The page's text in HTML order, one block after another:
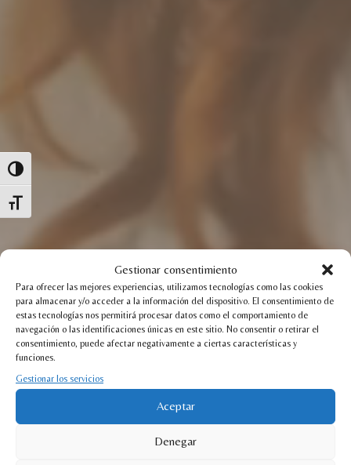
Gestionar consentimiento
Para ofrecer las mejores experiencias, utilizamos tecnologías como las cookies
para almacenar y/o acceder a la información del dispositivo. El consentimiento de
estas tecnologías nos permitirá procesar datos como el comportamiento de
navegación o las identificaciones únicas en este sitio. No consentir o retirar el
consentimiento, puede afectar negativamente a ciertas características y
funciones.
Gestionar los servicios
Aceptar
Denegar
Alternar alto contraste
Alternar tamaño de letra